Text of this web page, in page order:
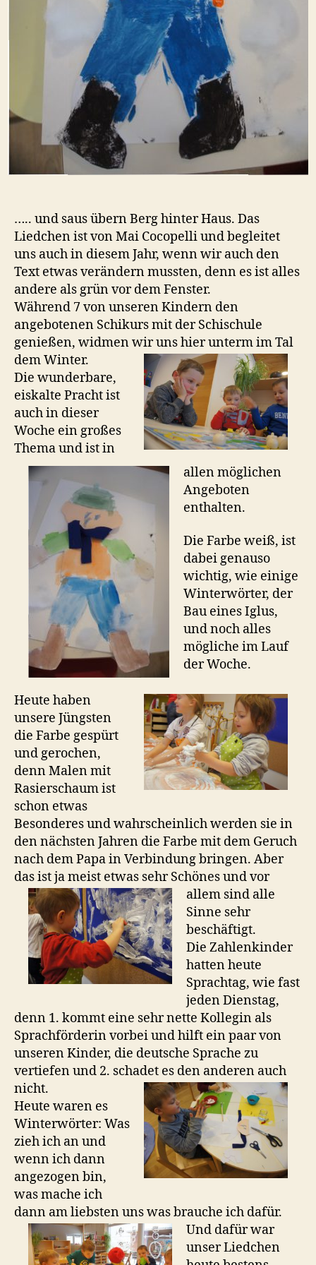
….. und saus übern Berg hinter Haus. Das
Liedchen ist von Mai Cocopelli und begleitet
uns auch in diesem Jahr, wenn wir auch den
Text etwas verändern mussten, denn es ist alles
andere als grün vor dem Fenster.
Während 7 von unseren Kindern den
angebotenen Schikurs mit der Schischule
genießen, widmen wir unshier unterm im Tal
dem Winter.
Die wunderbare,
eiskalte Pracht ist
auch in dieser
Woche ein großes
Thema und ist in
allen möglichen
Angeboten
enthalten.
Die Farbe weiß, ist
dabei genauso
wichtig, wie einige
Winterwörter, der
Bau eines Iglus,
und noch alles
mögliche im Lauf
der Woche.
Heute haben
unsere Jüngsten
die Farbe gespürt
und gerochen,
denn Malen mit
Rasierschaum ist
schon etwas
Besonderes und wahrscheinlich werden sie in
den nächsten Jahren die Farbe mit dem Geruch
nach dem Papa in Verbindung bringen. Aber
das ist ja meist etwas sehrSchönes und vor
allem sind alle
Sinne sehr
beschäftigt.
Die Zahlenkinder
hatten heute
Sprachtag, wie fast
jeden Dienstag,
denn 1. kommt eine sehr nette Kollegin als
Sprachförderin vorbei und hilft ein paar von
unseren Kinder, die deutsche Sprache zu
vertiefen und 2. schadet es den anderen auch
nicht.
Heute waren es
Winterwörter: Was
zieh ich an und
wenn ich dann
angezogen bin,
was mache ich
dann am liebsten uns was brauche ich dafür.
Und dafür war
unser Liedchen